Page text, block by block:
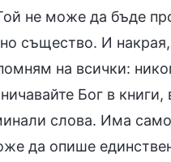
не може да бъде
същество. И
на всички:
Бог в книги,
слова. Има
да опише